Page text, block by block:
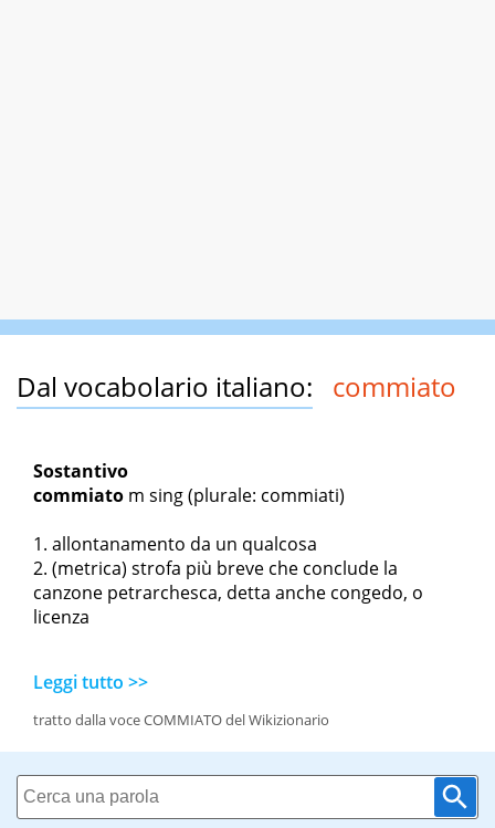
Dal vocabolario italiano: commiato
Sostantivo
commiato m sing(plurale: commiati)
allontanamento da un qualcosa
(metrica) strofa più breve che conclude la
canzone petrarchesca, detta anche congedo, o
licenza
Leggi tutto >>
tratto dalla voce COMMIATO del Wikizionario